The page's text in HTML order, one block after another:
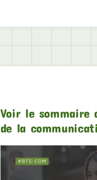
Voir le sommaire
de la